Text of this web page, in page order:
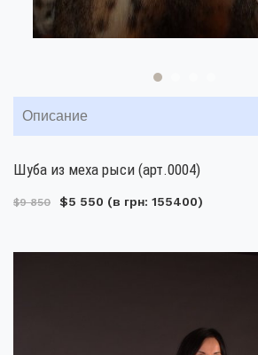
Описание
Шуба из меха рыси (арт.0004)
$9 850 $5 550 (в грн: 155400)